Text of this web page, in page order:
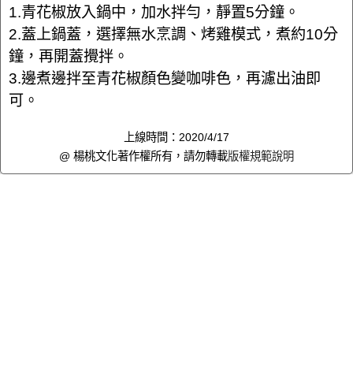
1.青花椒放入鍋中，加水拌勻，靜置5分鐘。
2.蓋上鍋蓋，選擇無水烹調、烤雞模式，煮約10分
鐘，再開蓋攪拌。
3.邊煮邊拌至青花椒顏色變咖啡色，再濾出油即
可。
上線時間：2020/4/17
@ 楊桃文化著作權所有，請勿轉載版權規範說明